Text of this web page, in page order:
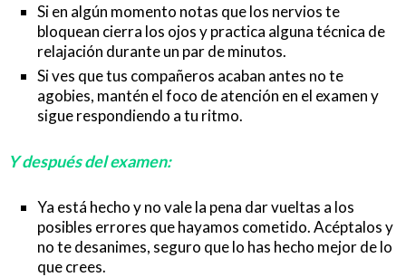
Si en algún momento notas que los nervios te
bloquean cierra los ojos y practica alguna técnica de
relajación durante un par de minutos.
Si ves que tus compañeros acaban antes no te
agobies, mantén el foco de atención en el examen y
sigue respondiendo a tu ritmo.
Y después del examen:
Ya está hecho y no vale la pena dar vueltas a los
posibles errores que hayamos cometido. Acéptalos y
no te desanimes, seguro que lo has hecho mejor de lo
que crees.